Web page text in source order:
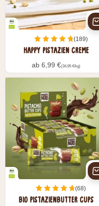
(189)
HAPPY PISTAZIEN CREME
Angebot
ab 6,99 €(34,95 €/kg)
(68)
BIO PISTAZIENBUTTER CUPS